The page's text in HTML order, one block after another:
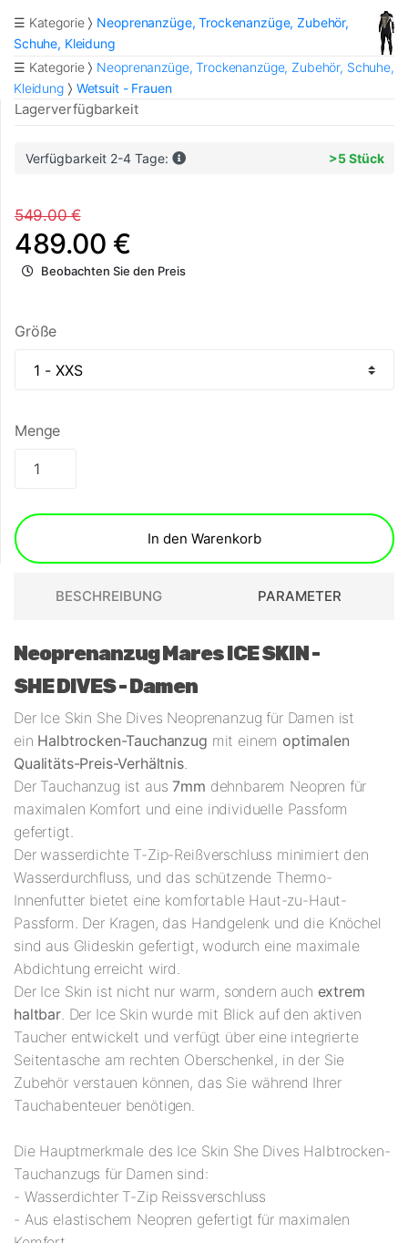
☰ Kategorie
Neoprenanzüge, Trockenanzüge, Zubehör,
Schuhe, Kleidung
☰ Kategorie
Neoprenanzüge, Trockenanzüge, Zubehör, Schuhe,
Kleidung
Wetsuit - Frauen
Lagerverfügbarkeit
Verfügbarkeit 2-4 Tage: >5 Stück
549.00 €
489.00 €
Beobachten Sie den Preis
Größe
Menge
In den Warenkorb
BESCHREIBUNG PARAMETER
Neoprenanzug Mares ICE SKIN -
SHE DIVES - Damen
Der Ice Skin She Dives Neoprenanzug für Damen ist
ein Halbtrocken-Tauchanzug mit einem optimalen
Qualitäts-Preis-Verhältnis.
Der Tauchanzug ist aus 7mm dehnbarem Neopren für
maximalen Komfort und eine individuelle Passform
gefertigt.
Der wasserdichte T-Zip-Reißverschluss minimiert den
Wasserdurchfluss, und das schützende Thermo-
Innenfutter bietet eine komfortable Haut-zu-Haut-
Passform. Der Kragen, das Handgelenk und die Knöchel
sind aus Glideskin gefertigt, wodurch eine maximale
Abdichtung erreicht wird.
Der Ice Skin ist nicht nur warm, sondern auch extrem
haltbar. Der Ice Skin wurde mit Blick auf den aktiven
Taucher entwickelt und verfügt über eine integrierte
Seitentasche am rechten Oberschenkel, in der Sie
Zubehör verstauen können, das Sie während Ihrer
Tauchabenteuer benötigen.
Die Hauptmerkmale des Ice Skin She Dives Halbtrocken-
Tauchanzugs für Damen sind:
- Wasserdichter T-Zip Reissverschluss
- Aus elastischem Neopren gefertigt für maximalen